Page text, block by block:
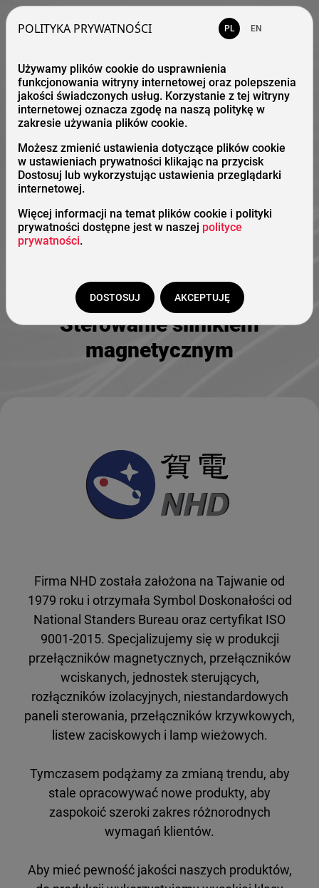
Sterowanie silnikiem
magnetycznym
Firma NHD została założona na Tajwanie od
1979 roku i otrzymała Symbol Doskonałości od
National Standers Bureau oraz certyfikat ISO
9001-2015. Specjalizujemy się w produkcji
przełączników magnetycznych, przełączników
wciskanych, jednostek sterujących,
rozłączników izolacyjnych, niestandardowych
paneli sterowania, przełączników krzywkowych,
listew zaciskowych i lamp wieżowych.
Tymczasem podążamy za zmianą trendu, aby
stale opracowywać nowe produkty, aby
zaspokoić szeroki zakres różnorodnych
wymagań klientów.
Aby mieć pewność jakości naszych produktów,
POLITYKA PRYWATNOŚCI PL EN
Używamy plików cookie do usprawnienia
funkcjonowania witryny internetowej oraz polepszenia
jakości świadczonych usług. Korzystanie z tej witryny
internetowej oznacza zgodę na naszą politykę w
zakresie używania plików cookie.
Możesz zmienić ustawienia dotyczące plików cookie
w ustawieniach prywatności klikając na przycisk
Dostosuj lub wykorzystując ustawienia przeglądarki
internetowej.
Więcej informacji na temat plików cookie i polityki
prywatności dostępne jest w naszej polityce
prywatności.
DOSTOSUJ AKCEPTUJĘ